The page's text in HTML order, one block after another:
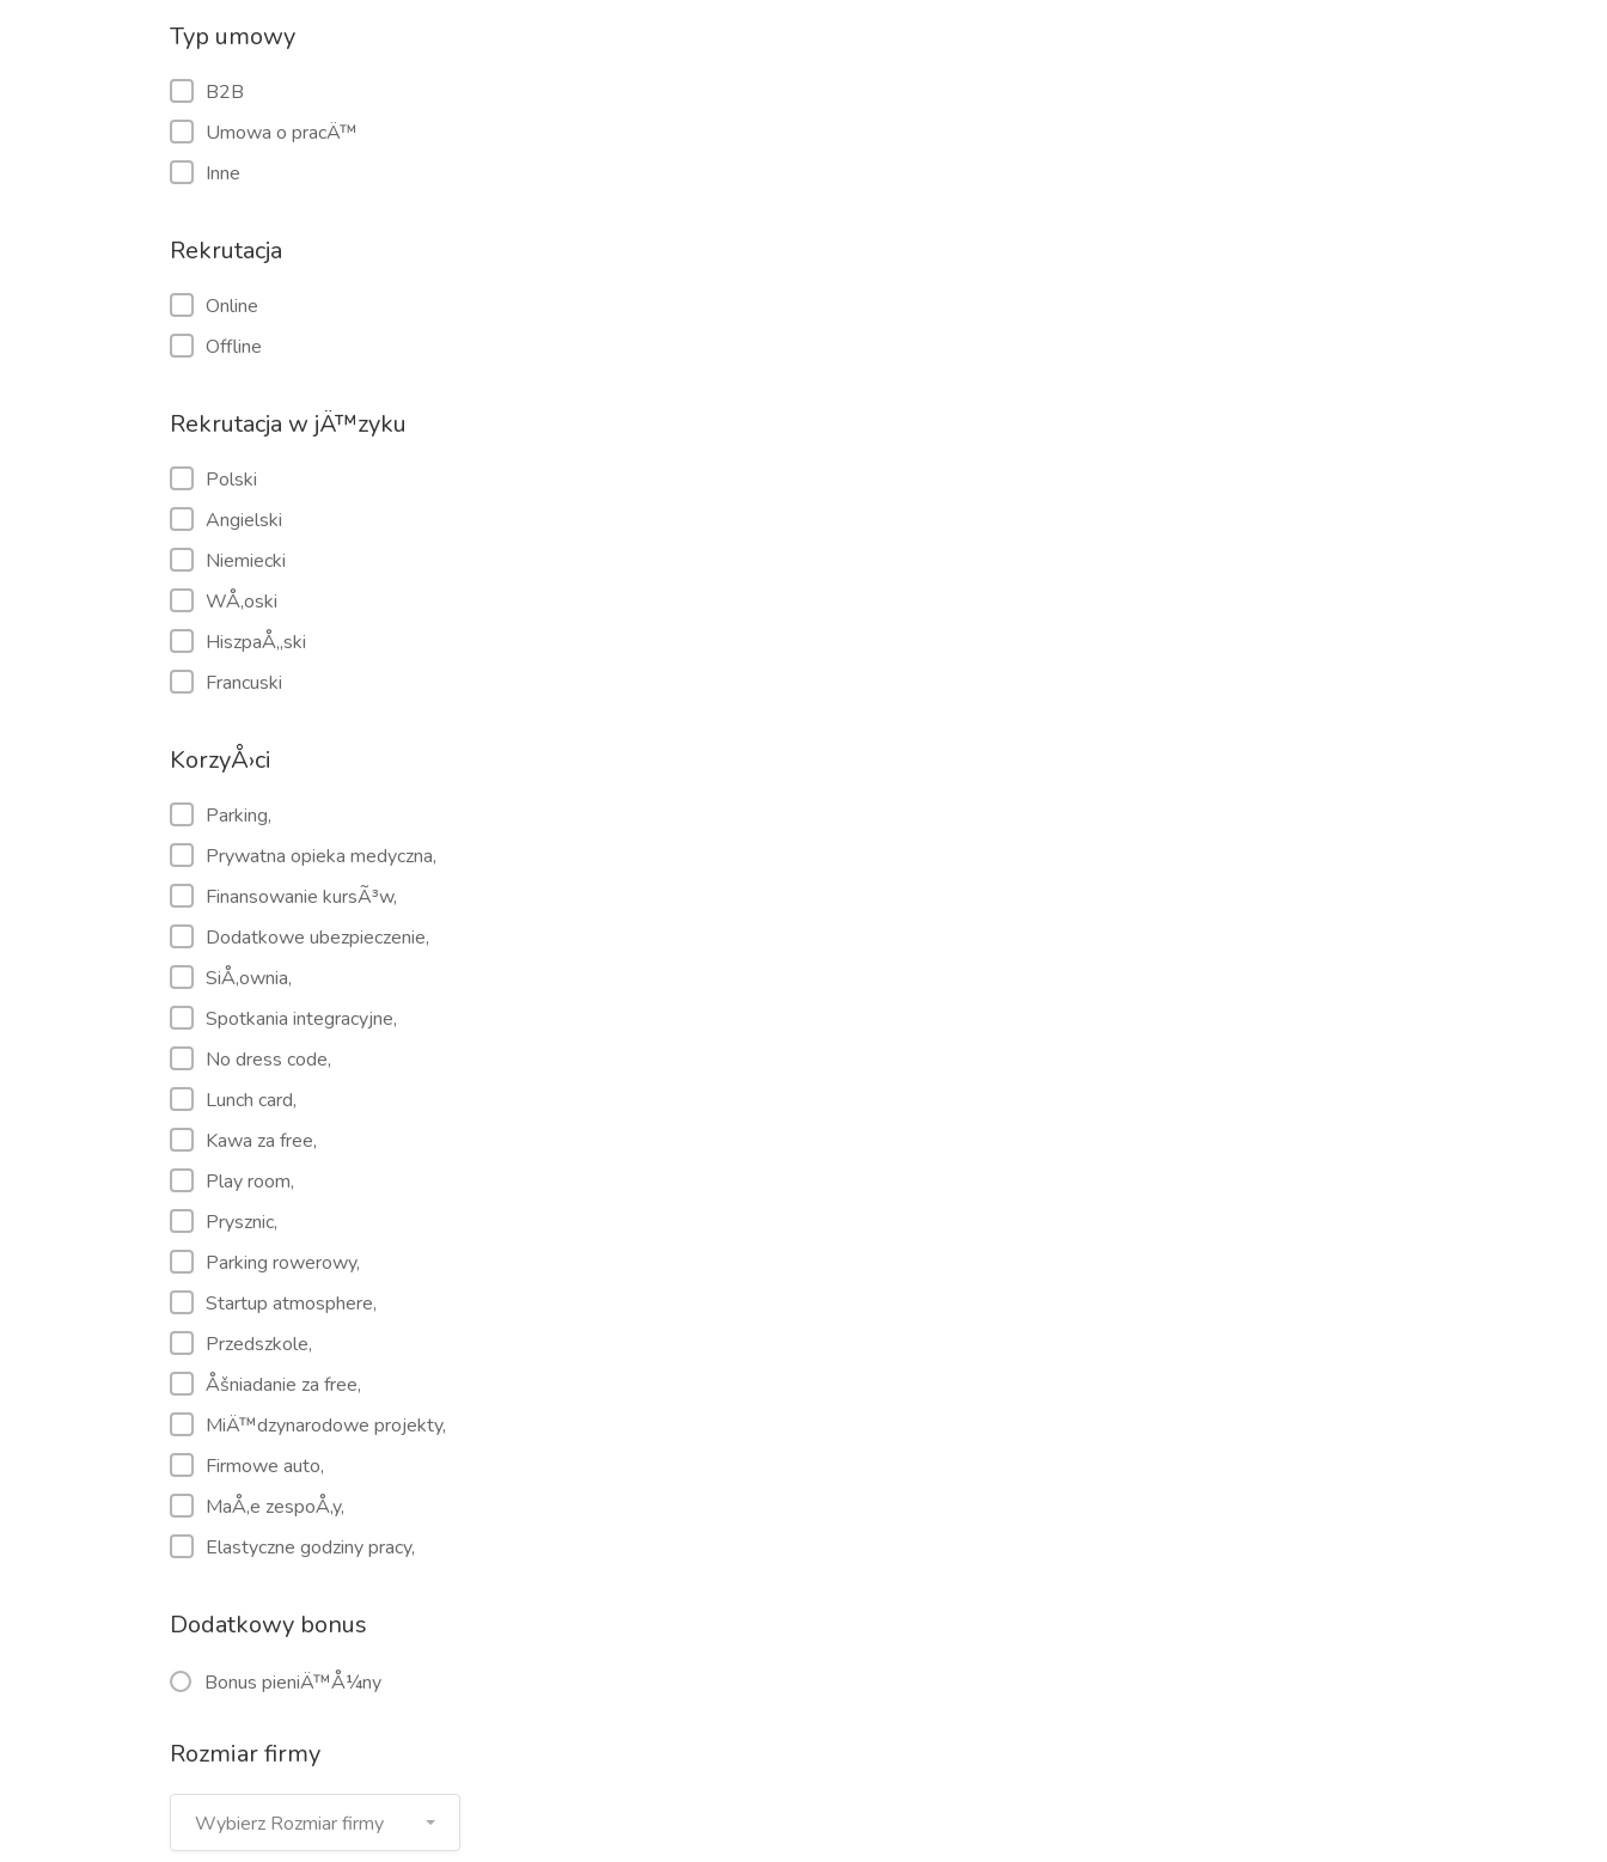
Typ umowy
B2B
Umowa o pracÄ™
Inne
Rekrutacja
Online
Offline
Rekrutacja w jÄ™zyku
Polski
Angielski
Niemiecki
WÅ‚oski
HiszpaÅ„ski
Francuski
KorzyÅ›ci
Parking,
Prywatna opieka medyczna,
Finansowanie kursÃ³w,
Dodatkowe ubezpieczenie,
SiÅ‚ownia,
Spotkania integracyjne,
No dress code,
Lunch card,
Kawa za free,
Play room,
Prysznic,
Parking rowerowy,
Startup atmosphere,
Przedszkole,
Åšniadanie za free,
MiÄ™dzynarodowe projekty,
Firmowe auto,
MaÅ‚e zespoÅ‚y,
Elastyczne godziny pracy,
Dodatkowy bonus
Bonus pieniÄ™Å¼ny
Rozmiar firmy
Wybierz Rozmiar firmy